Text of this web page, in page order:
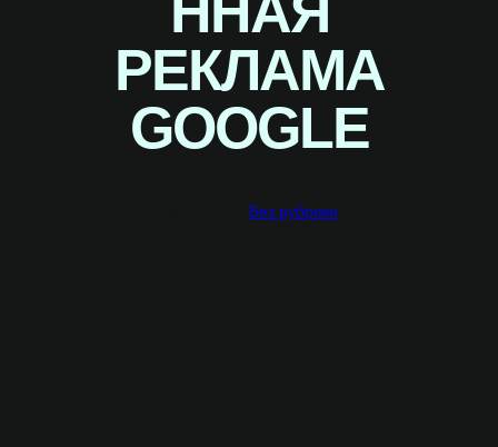
РЕКЛАМА
GOOGLE
Без рубрики